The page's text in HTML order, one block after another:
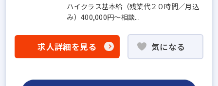
ハイクラス基本給（残業代２０時間／月込
み）400,000円～相談...
求人詳細を見る 気になる